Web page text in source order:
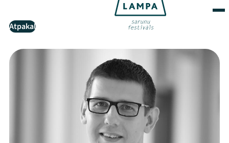
Atpakaļ